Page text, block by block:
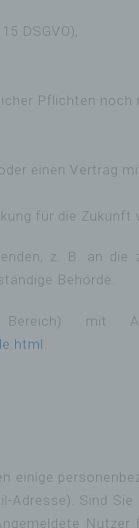
DSGVO),
Pflichten
einen Vertrag
für die Zukunft
z. B. an die
Behörde.
mit
einige
Sind
Nutzer